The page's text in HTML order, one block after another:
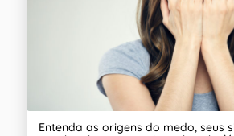
Entenda as origens do medo, seus